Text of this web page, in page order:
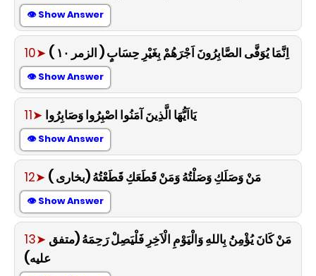
👁 Show Answer
10➤ اِنَّمَا يُوَفَّى الصَّابِرُونَ اَجْرَهُمْ بِغَيْرِ حِسَابٍ ( الزمر ١٠ )
👁 Show Answer
11➤ يَااَيُّهَا الَّذِينَ آمَنُوا اصْبِرُوا وَصَابِرُوا
👁 Show Answer
12➤ مَنْ وَصَلَكِ وَصَلْتُهُ وَمَنْ قَطَعَكِ قَطَعْتُهُ (بخارى )
👁 Show Answer
13➤ مَنْ كَانَ يُؤْمِنُ بِاللهِ وَالْيَوْمِ الْاَخِرِ فَلْيَصِلْ رَحِمَهُ (متفق
عليه)